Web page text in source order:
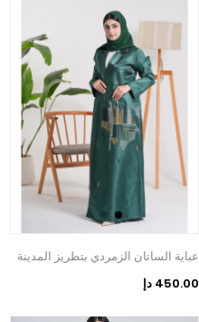
عباية الساتان الزمردي بتطريز المدينة
450.00 دإ